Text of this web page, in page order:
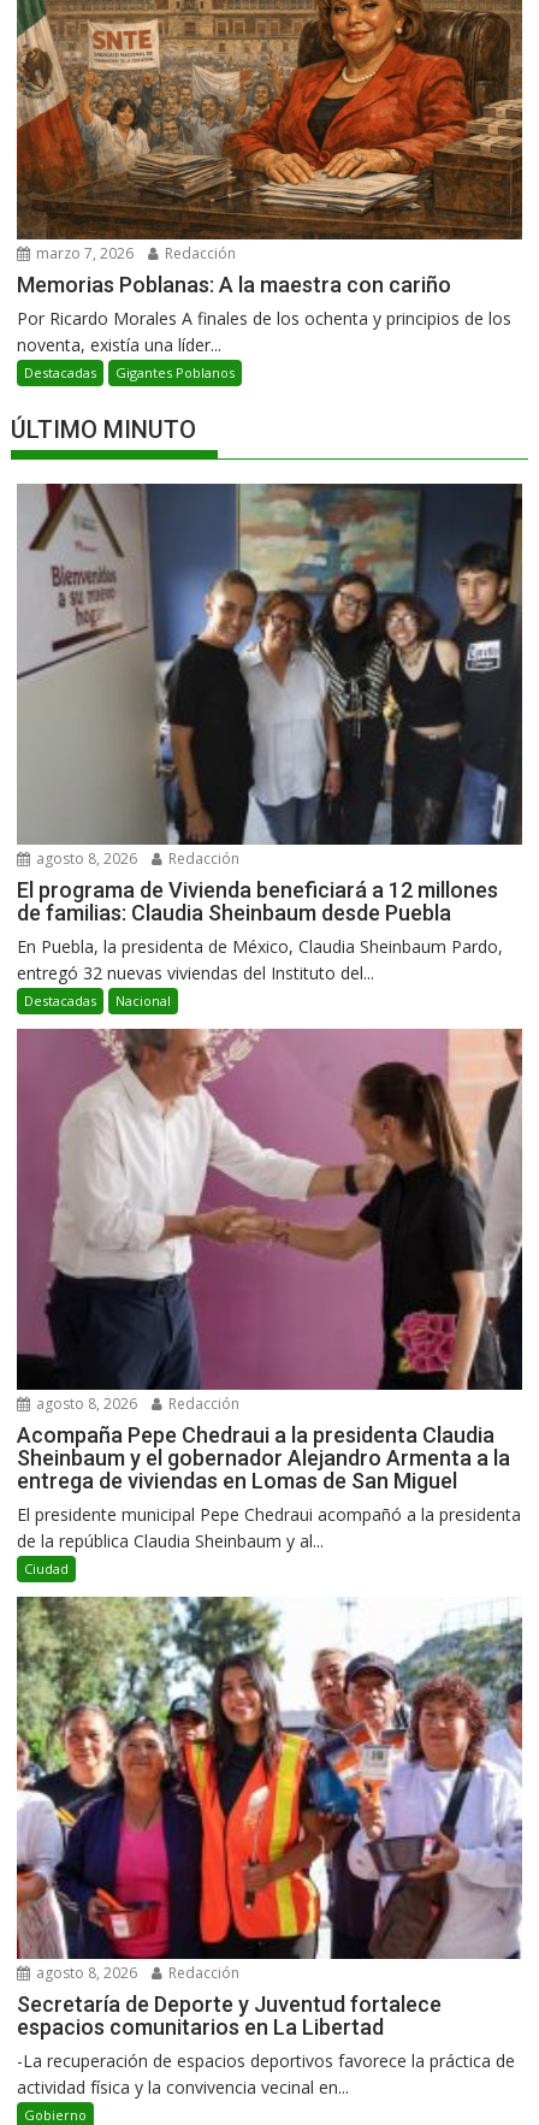
marzo 7, 2026 Redacción
Memorias Poblanas: A la maestra con cariño
Por Ricardo Morales A finales de los ochenta y principios de los
noventa, existía una líder...
Destacadas Gigantes Poblanos
ÚLTIMO MINUTO
agosto 8, 2026 Redacción
El programa de Vivienda beneficiará a 12 millones
de familias: Claudia Sheinbaum desde Puebla
En Puebla, la presidenta de México, Claudia Sheinbaum Pardo,
entregó 32 nuevas viviendas del Instituto del...
Destacadas Nacional
agosto 8, 2026 Redacción
Acompaña Pepe Chedraui a la presidenta Claudia
Sheinbaum y el gobernador Alejandro Armenta a la
entrega de viviendas en Lomas de San Miguel
El presidente municipal Pepe Chedraui acompañó a la presidenta
de la república Claudia Sheinbaum y al...
Ciudad
agosto 8, 2026 Redacción
Secretaría de Deporte y Juventud fortalece
espacios comunitarios en La Libertad
-La recuperación de espacios deportivos favorece la práctica de
actividad física y la convivencia vecinal en...
Gobierno